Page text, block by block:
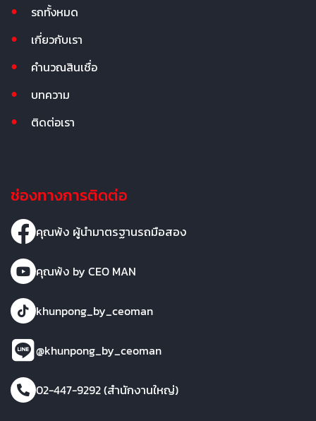
รถทั้งหมด
เกี่ยวกับเรา
คำนวณสินเชื่อ
บทความ
ติดต่อเรา
ช่องทางการติดต่อ
คุณพ้ง ผู้นำมาตรฐานรถมือสอง
คุณพ้ง by CEO MAN
khunpong_by_ceoman
@khunpong_by_ceoman
02-447-9292 (สำนักงานใหญ่)